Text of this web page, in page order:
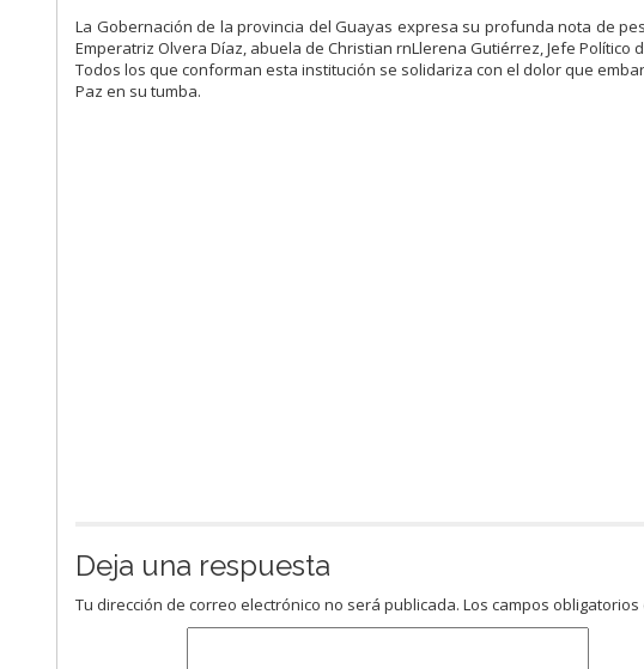
La Gobernación de la provincia del Guayas expresa su profunda nota de
Emperatriz Olvera Díaz, abuela de Christian rnLlerena Gutiérrez, Jefe Político
Todos los que conforman esta institución se solidariza con el dolor que
Paz en su tumba.
Deja una respuesta
Tu dirección de correo electrónico no será publicada. Los campos